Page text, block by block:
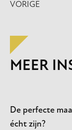
VORIGE
MEER
De perfecte
écht zijn?